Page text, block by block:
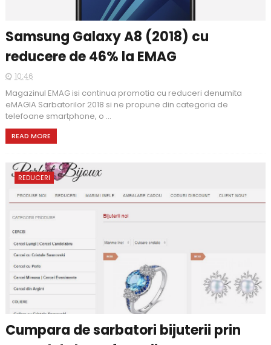
Samsung Galaxy A8 (2018) cu
reducere de 46% la EMAG
10:46
Magazinul EMAG isi continua promotia cu reduceri denumita
eMAGIA Sarbatorilor 2018 si ne propune din categoria de
telefoane smartphone, o ...
READ MORE
REDUCERI
Cumpara de sarbatori bijuterii prin